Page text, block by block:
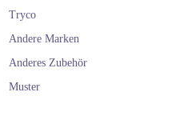
Tryco
Andere Marken
Anderes Zubehör
Muster